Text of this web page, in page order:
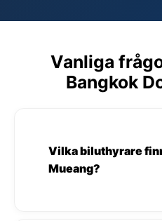
Vanliga
Bangkok
Vilka biluthyrare
Mueang?